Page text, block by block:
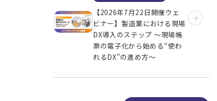
【2026年7月22日開催ウェ
ビナー】製造業における現場
DX導入のステップ ～現場帳
票の電子化から始める“使わ
れるDX”の進め方～